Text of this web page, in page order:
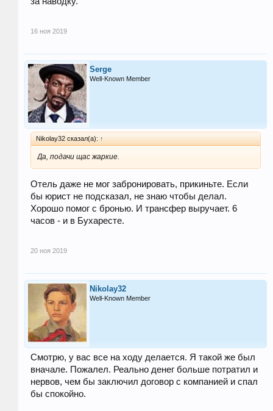
16 ноя 2019
Serge
Well-Known Member
Nikolay32 сказал(а): ↑
Да, подачи щас жаркие.
Отель даже не мог забронировать, прикиньте. Если
бы юрист не подсказал, не знаю чтобы делал.
Хорошо помог с бронью. И трансфер выручает. 6
часов - и в Бухаресте.
20 ноя 2019
Nikolay32
Well-Known Member
Смотрю, у вас все на ходу делается. Я такой же был
вначале. Пожалел. Реально денег больше потратил и
нервов, чем бы заключил договор с компанией и спал
бы спокойно.